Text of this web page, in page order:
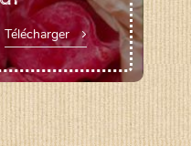
Télécharger